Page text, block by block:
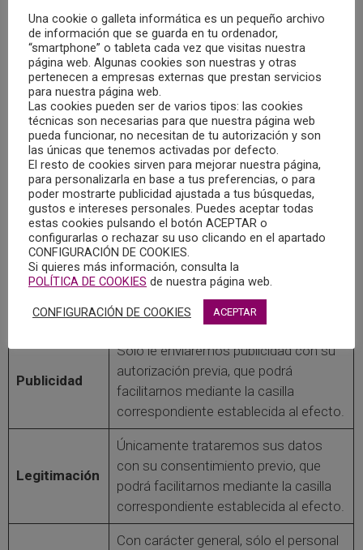
Consentimiento(Obligatorio)
Estoy de acuerdo con la política de privacidad.
INFORMACIÓN BÁSICA SOBRE PROTECCIÓN DE
DATOS
Responsable
del
tratamiento
COLEGIO OFICIAL DE LA PSICOLOGIA
DE C.L.M
Dirección del
responsable
Calle Cruz Nº12, CP 02001, Albacete
(Albacete)
Sus datos serán usados para poder
atender sus solicitudes y prestarle
nuestros servicios.
Publicidad
Solo le enviaremos publicidad con su
autorización previa, que podrá
facilitarnos mediante la casilla
correspondiente establecida al efecto.
Legitimación
Únicamente trataremos sus datos
con su consentimiento previo, que
podrá facilitarnos mediante la casilla
correspondiente establecida al efecto.
Con carácter general, sólo el personal
Una cookie o galleta informática es un pequeño archivo
de información que se guarda en tu ordenador,
“smartphone” o tableta cada vez que visitas nuestra
página web. Algunas cookies son nuestras y otras
pertenecen a empresas externas que prestan servicios
para nuestra página web.
Las cookies pueden ser de varios tipos: las cookies
técnicas son necesarias para que nuestra página web
pueda funcionar, no necesitan de tu autorización y son
las únicas que tenemos activadas por defecto.
El resto de cookies sirven para mejorar nuestra página,
para personalizarla en base a tus preferencias, o para
poder mostrarte publicidad ajustada a tus búsquedas,
gustos e intereses personales. Puedes aceptar todas
estas cookies pulsando el botón ACEPTAR o
configurarlas o rechazar su uso clicando en el apartado
CONFIGURACIÓN DE COOKIES.
Si quieres más información, consulta la
POLÍTICA DE COOKIES de nuestra página web.
CONFIGURACIÓN DE COOKIES ACEPTAR